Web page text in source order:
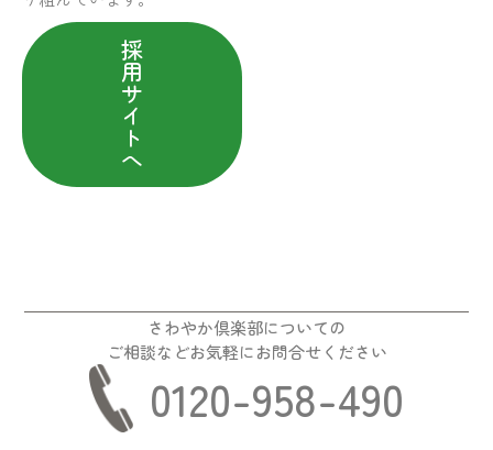
採
用
サ
イ
ト
へ
さわやか倶楽部についての
ご相談などお気軽にお問合せください
0120-958-490